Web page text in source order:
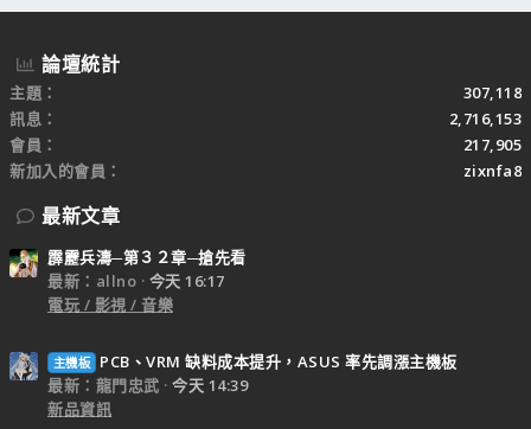
論壇統計
主題
307,118
訊息
2,716,153
會員
217,905
新加入的會員
zixnfa8
最新文章
霹靂兵濤─第３２章─搶先看
最新：allno
今天 16:17
電玩 / 影視 / 音樂
主機板
PCB、VRM 缺料成本提升，ASUS 率先調漲主機板
最新：龍門忠武
今天 14:39
新品資訊